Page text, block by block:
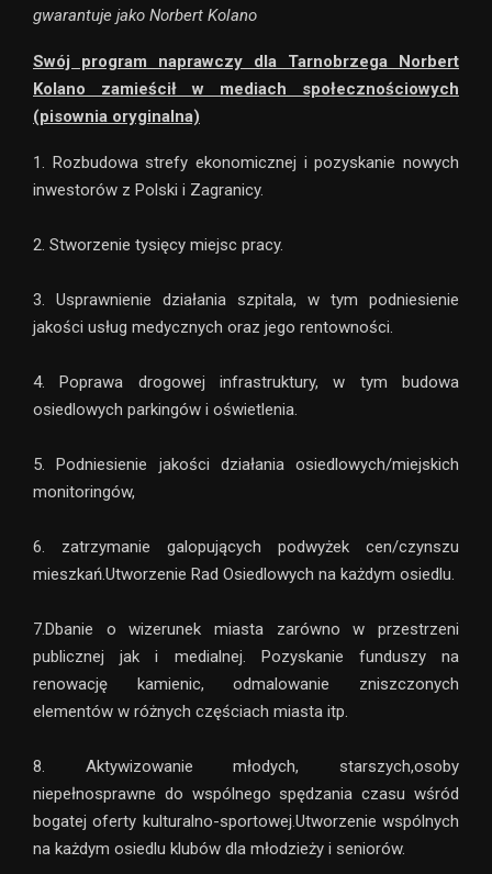
gwarantuje jako Norbert Kolano
Swój program naprawczy dla Tarnobrzega Norbert
Kolano zamieścił w mediach społecznościowych
(pisownia oryginalna)
1. Rozbudowa strefy ekonomicznej i pozyskanie nowych
inwestorów z Polski i Zagranicy.
2. Stworzenie tysięcy miejsc pracy.
3. Usprawnienie działania szpitala, w tym podniesienie
jakości usług medycznych oraz jego rentowności.
4. Poprawa drogowej infrastruktury, w tym budowa
osiedlowych parkingów i oświetlenia.
5. Podniesienie jakości działania osiedlowych/miejskich
monitoringów,
6. zatrzymanie galopujących podwyżek cen/czynszu
mieszkań.Utworzenie Rad Osiedlowych na każdym osiedlu.
7.Dbanie o wizerunek miasta zarówno w przestrzeni
publicznej jak i medialnej. Pozyskanie funduszy na
renowację kamienic, odmalowanie zniszczonych
elementów w różnych częściach miasta itp.
8. Aktywizowanie młodych, starszych,osoby
niepełnosprawne do wspólnego spędzania czasu wśród
bogatej oferty kulturalno-sportowej.Utworzenie wspólnych
na każdym osiedlu klubów dla młodzieży i seniorów.